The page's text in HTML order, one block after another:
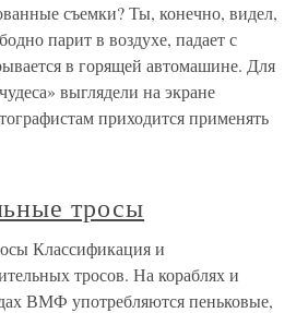
съемки? Ты, конечно, видел,
парит в воздухе, падает с
в горящей автомашине. Для
выглядели на экране
приходится применять
тросы
Классификация и
тросов. На кораблях и
ВМФ употребляются пеньковые,